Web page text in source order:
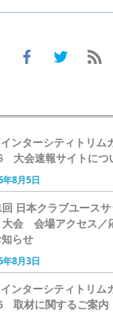
ンターシティトリム
大会速報サイトにつ
年8月5日
回 日本クラブユース
大会 会場アクセス／
らせ
年8月3日
ンターシティトリム
取材に関するご案内